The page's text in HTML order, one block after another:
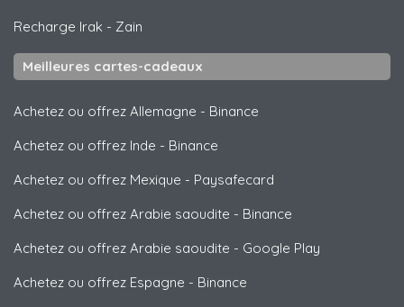
Recharge Irak - Zain
Meilleures cartes-cadeaux
Achetez ou offrez Allemagne - Binance
Achetez ou offrez Inde - Binance
Achetez ou offrez Mexique - Paysafecard
Achetez ou offrez Arabie saoudite - Binance
Achetez ou offrez Arabie saoudite - Google Play
Achetez ou offrez Espagne - Binance